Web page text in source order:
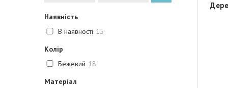
Наявність
В наявності 15
Колір
Бежевий 18
Матеріал